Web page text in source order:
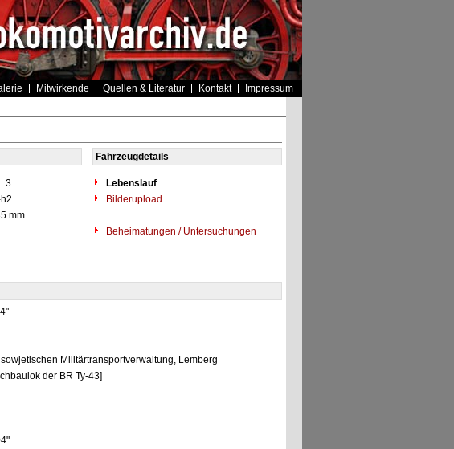
Mitwirkende Quellen & Literatur Kontakt Impressum
Fahrzeugdetails
3
Lebenslauf
Bilderupload
mm
Beheimatungen / Untersuchungen
Militärtransportverwaltung, Lemberg
der BR Ty-43]